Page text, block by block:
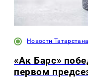
Новости Татарстана
«Ак Барс»
первом